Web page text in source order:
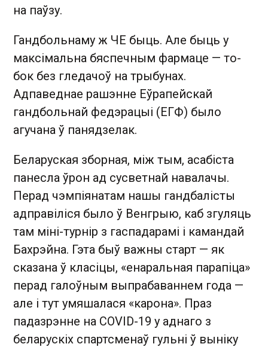
на паўзу.
Гандбольнаму ж ЧЕ быць. Але быць у
максімальна бяспечным фармаце — то-
бок без гледачоў на трыбунах.
Адпаведнае рашэнне Еўрапейскай
гандбольнай федэрацыі (ЕГФ) было
агучана ў панядзелак.
Беларуская зборная, між тым, асабіста
панесла ўрон ад сусветнай навалачы.
Перад чэмпіянатам нашы гандбалісты
адправіліся было ў Венгрыю, каб згуляць
там міні-турнір з гаспадарамі і камандай
Бахрэйна. Гэта быў важны старт — як
сказана ў класіцы, «енаральная парапіца»
перад галоўным выпрабаваннем года —
але і тут умяшалася «карона». Праз
падазрэнне на COVID-19 у аднаго з
беларускіх спартсменаў гульні ў выніку